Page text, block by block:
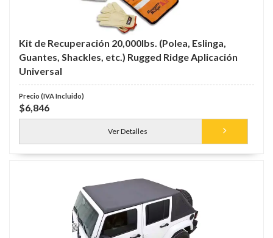
Kit de Recuperación 20,000lbs. (Polea, Eslinga,
Guantes, Shackles, etc.) Rugged Ridge Aplicación
Universal
$6,846
Ver Detalles